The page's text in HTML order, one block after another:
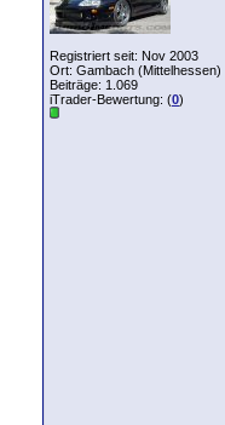
Registriert seit: Nov 2003
Ort: Gambach (Mittelhessen)
Beiträge: 1.069
iTrader-Bewertung: (0)